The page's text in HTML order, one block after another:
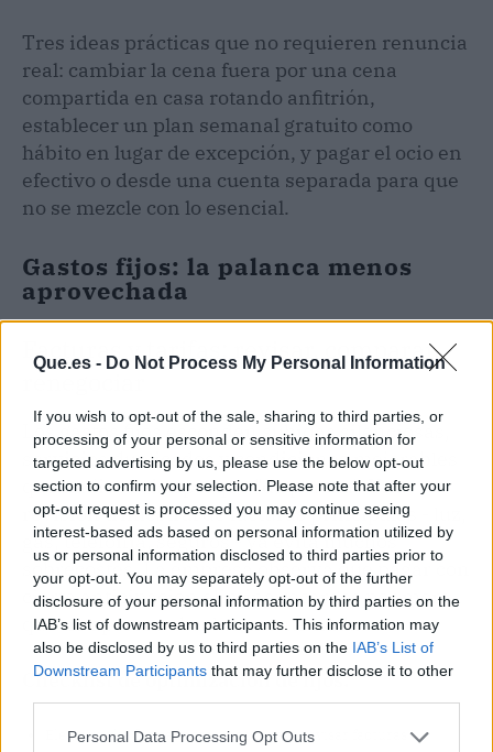
Que.es - Do Not Process My Personal Information
If you wish to opt-out of the sale, sharing to third parties, or
processing of your personal or sensitive information for
targeted advertising by us, please use the below opt-out
section to confirm your selection. Please note that after your
opt-out request is processed you may continue seeing
interest-based ads based on personal information utilized by
us or personal information disclosed to third parties prior to
your opt-out. You may separately opt-out of the further
disclosure of your personal information by third parties on the
IAB’s list of downstream participants. This information may
also be disclosed by us to third parties on the IAB’s List of
Downstream Participants that may further disclose it to other
Personal Data Processing Opt Outs
Tres ideas prácticas que no requieren renuncia
real: cambiar la cena fuera por una cena
compartida en casa rotando anfitrión,
establecer un plan semanal gratuito como
hábito en lugar de excepción, y pagar el ocio en
efectivo o desde una cuenta separada para que
no se mezcle con lo esencial.
Gastos fijos: la palanca menos
aprovechada
Facturas y tarifas: revisar, comparar,
renegociar
Los gastos fijos esconden subidas silenciosas,
servicios duplicados y condiciones mejorables
que nadie revisa porque "da pereza". Una
revisión trimestral de facturas principales - luz,
gas, telefonía, seguros - ya evita muchos
sobrecostes. La empresa observa que pagar con
cierta anticipación elimina recargos por mora
que no aportan absolutamente nada.
Checklist de optimización de fijos:
Elegir un día fijo cada tres meses para revisar facturas